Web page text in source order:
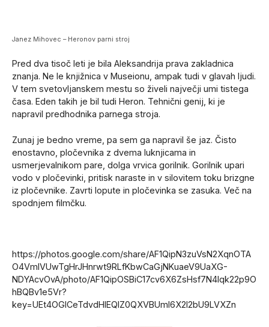
Janez Mihovec – Heronov parni stroj
Pred dva tisoč leti je bila Aleksandrija prava zakladnica
znanja. Ne le knjižnica v Museionu, ampak tudi v glavah ljudi.
V tem svetovljanskem mestu so živeli največji umi tistega
časa. Eden takih je bil tudi Heron. Tehnični genij, ki je
napravil predhodnika parnega stroja.
Zunaj je bedno vreme, pa sem ga napravil še jaz. Čisto
enostavno, pločevnika z dvema luknjicama in
usmerjevalnikom pare, dolga vrvica gorilnik. Gorilnik upari
vodo v pločevinki, pritisk naraste in v silovitem toku brizgne
iz pločevnike. Zavrti lopute in pločevinka se zasuka. Več na
spodnjem filmčku.
https://photos.google.com/share/AF1QipN3zuVsN2XqnOTA
O4VmlVUwTgHrJHnrwt9RLfKbwCaGjNKuaeV9UaXG-
NDYAcvOvA/photo/AF1QipOSBiC17cv6X6ZsHsf7N4lqk22p9O
hBQBv1e5Vr?
key=UEt4OGlCeTdvdHlEQlZ0QXVBUml6X2l2bU9LVXZn